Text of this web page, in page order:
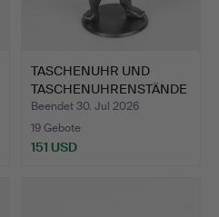
TASCHENUHR UND
TASCHENUHRENSTÄNDE
R, erste …
Beendet 30. Jul 2026
19 Gebote
151 USD